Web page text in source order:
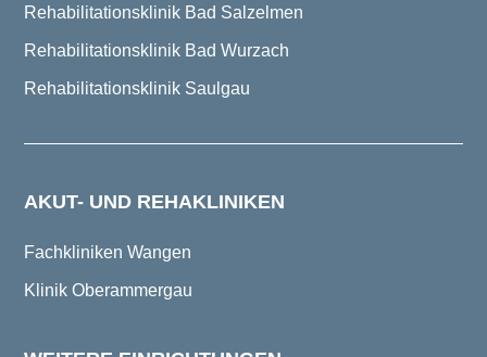
Rehabilitationsklinik Bad Salzelmen
Rehabilitationsklinik Bad Wurzach
Rehabilitationsklinik Saulgau
AKUT- UND REHAKLINIKEN
Fachkliniken Wangen
Klinik Oberammergau